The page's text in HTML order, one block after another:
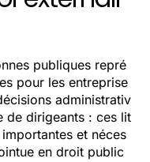
publiques repré
pour les entreprise
administrativ
de dirigeants : ces lit
et néces
en droit public